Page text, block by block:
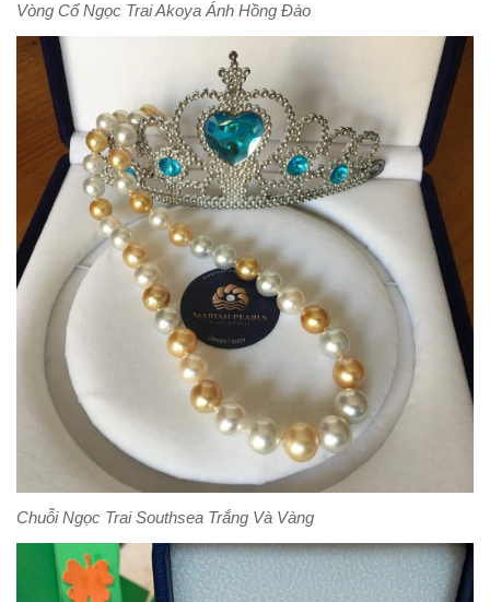
Vòng Cổ Ngọc Trai Akoya Ánh Hồng Đào
Chuỗi Ngọc Trai Southsea Trắng Và Vàng